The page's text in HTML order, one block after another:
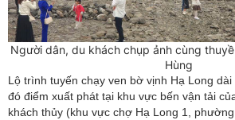
Người dân, du khách chụp ảnh cùng
Hùng
Lộ trình tuyến chạy ven bờ vịnh Hạ Long
đó điểm xuất phát tại khu vực bến vận tải
khách thủy (khu vực chợ Hạ Long 1,